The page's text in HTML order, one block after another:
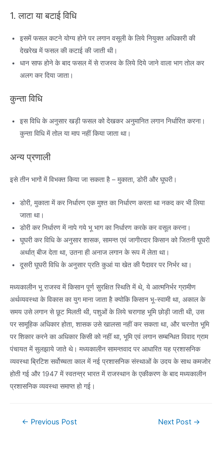
1. लाटा या बटाई विधि
इसमें फसल कटने योग्य होने पर लगान वसूली के लिये नियुक्त अधिकारी की
देखरेख में फसल की कटाई की जाती थी।
धान साफ होने के बाद फसल में से राजस्व के लिये दिये जाने वाला भाग तोल कर
अलग कर दिया जाता।
कुन्ता विधि
इस विधि के अनुसार खड़ी फसल को देखकर अनुमानित लगान निर्धारित करना।
कुन्ता विधि में तोल या माप नहीं किया जाता था।
अन्य प्रणाली
इसे तीन भागों में विभक्त किया जा सकता है – मुकाता, डोरी और घूघरी।
डोरी, मुकाता में कर निर्धारण एक मुश्त का निर्धारण करता था नकद कर भी लिया
जाता था।
डोरी कर निर्धारण में नापे गये भू भाग का निर्धारण करके कर वसूल करना।
घूघरी कर विधि के अनुसार शासक, सामन्त एवं जागीरदार किसान को जितनी घूघरी
अर्थात् बीज देता था, उतना ही अनाज लगान के रूप में लेता था।
दूसरी घूघरी विधि के अनुसार प्रति कुआं या खेत की पैदावर पर निर्भर था।
मध्यकालीन भू राजस्व में किसान पूर्ण सुरक्षित स्थिति में थे, ये आत्मनिर्भर ग्रामीण
अर्थव्यवस्था के विकास का युग माना जाता है क्योकि किसान भू-स्वामी था, अकाल के
समय उसे लगान से छूट मिलती थी, पशुओं के लिये चरागाह भूमि छोड़ी जाती थी, उस
पर सामूहिक अधिकार होता, शासक उसे खालसा नहीं कर सकता था, और चरनोत भूमि
पर शिकार करने का अधिकार किसी को नहीं था, भूमि एवं लगान सम्बन्धित विवाद ग्राम
पंचायत में सुलझाये जाते थे। मध्यकालीन सामन्तवाद पर आधारित यह प्रशासनिक
व्यवस्था ब्रिटिश सर्वोच्चता काल में नई प्रशासनिक संस्थाओं के उदय के साथ कमजोर
होती गई और 1947 में स्वतन्त्र भारत में राजस्थान के एकीकरण के बाद मध्यकालीन
प्रशासनिक व्यवस्था समाप्त हो गई।
Post← Previous Post Next Post →